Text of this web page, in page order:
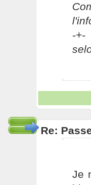
-+-
Re:
Je